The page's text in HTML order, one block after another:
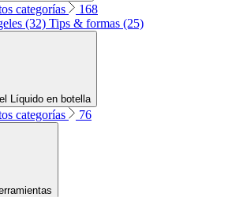
categorías
168
(32) Tips & formas (25)
Líquido en botella
categorías 76